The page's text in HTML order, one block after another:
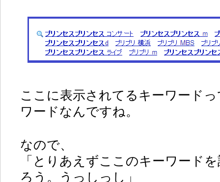
ここに表示されてるキーワード
ワードなんですね。
なので、
「とりあえずここのキーワード
ろう。うっしっし」